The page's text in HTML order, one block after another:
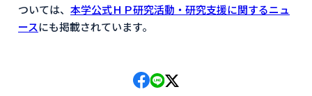
ついては、 本学公式ＨＰ研究活動・研究支援に関するニュ
ースにも掲載されています。